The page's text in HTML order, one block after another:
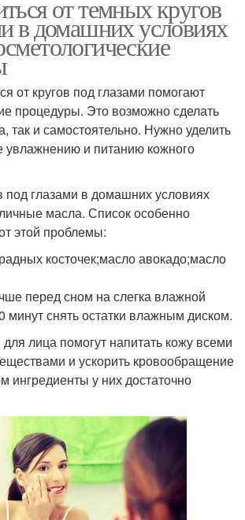
от темных кругов
в домашних условиях
от кругов под глазами помогают
процедуры. Это возможно сделать
так и самостоятельно. Нужно уделить
увлажнению и питанию кожного
под глазами в домашних условиях
масла. Список особенно
этой проблемы:
косточек;масло авокадо;масло
перед сном на слегка влажной
минут снять остатки влажным диском.
лица помогут напитать кожу всеми
и ускорить кровообращение
ингредиенты у них достаточно